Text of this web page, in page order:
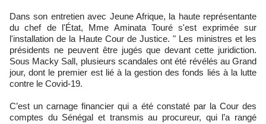
du chef de l'État, Mme Aminata Touré s'est exprimée sur
l'installation de la Haute Cour de Justice. " Les ministres et les
présidents ne peuvent être jugés que devant cette juridiction.
Sous Macky Sall, plusieurs scandales ont été révélés au Grand
jour, dont le premier est lié à la gestion des fonds liés à la lutte
contre le Covid-19.
C’est un carnage financier qui a été constaté par la Cour des
comptes du Sénégal et transmis au procureur, qui l’a rangé